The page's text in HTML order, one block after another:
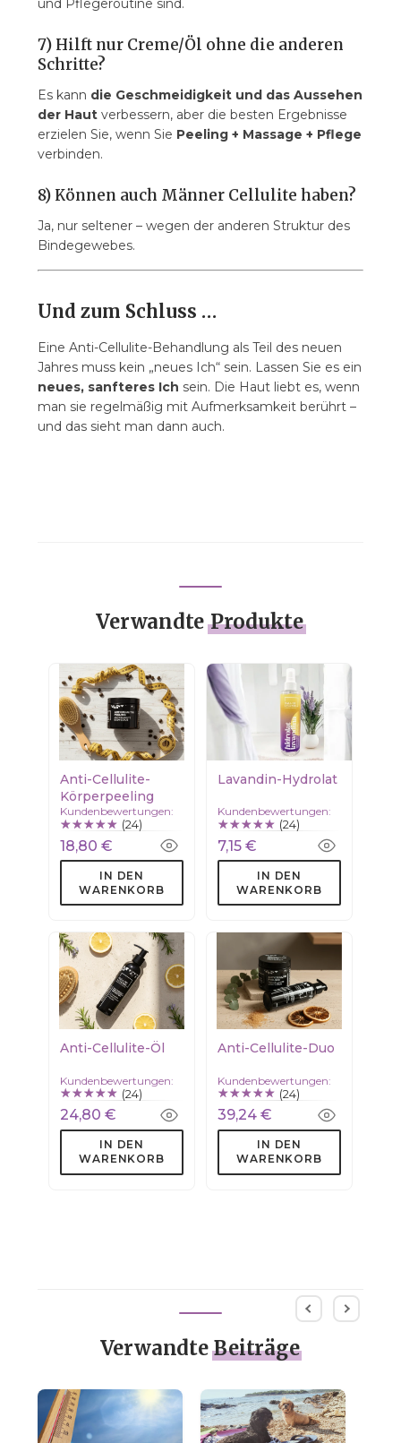
und Pflegeroutine sind.
7) Hilft nur Creme/Öl ohne die anderen
Schritte?
Es kann die Geschmeidigkeit und das Aussehen
der Haut verbessern, aber die besten Ergebnisse
erzielen Sie, wenn Sie Peeling + Massage + Pflege
verbinden.
8) Können auch Männer Cellulite haben?
Ja, nur seltener – wegen der anderen Struktur des
Bindegewebes.
Und zum Schluss …
Eine Anti-Cellulite-Behandlung als Teil des neuen
Jahres muss kein „neues Ich“ sein. Lassen Sie es ein
neues, sanfteres Ich sein. Die Haut liebt es, wenn
man sie regelmäßig mit Aufmerksamkeit berührt –
und das sieht man dann auch.
VerwandteProdukte
Anti-Cellulite-
Körperpeeling
Kundenbewertungen:
(24)
18,80 €
IN DEN
WARENKORB
Lavandin-Hydrolat
Kundenbewertungen:
(24)
7,15 €
IN DEN
WARENKORB
Anti-Cellulite-Öl
Kundenbewertungen:
(24)
24,80 €
IN DEN
WARENKORB
Anti-Cellulite-Duo
Kundenbewertungen:
(24)
39,24 €
IN DEN
WARENKORB
VerwandteBeiträge